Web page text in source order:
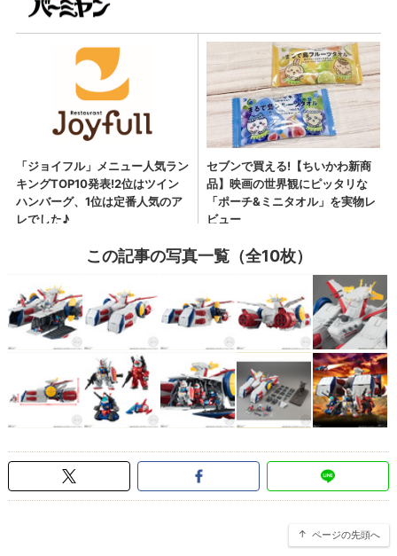
この記事の写真一覧（全10枚）
ページの先頭へ